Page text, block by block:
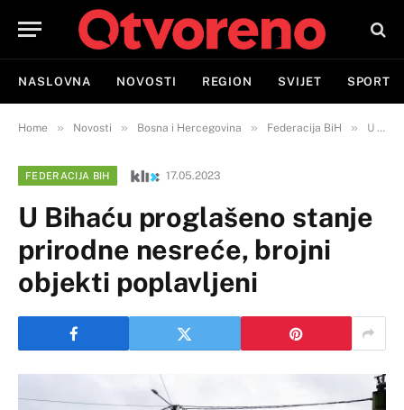
NASLOVNA NOVOSTI REGION SVIJET SPORT
Home » Novosti » Bosna i Hercegovina » Federacija BiH » U Bihaću proglašeno stanje prirodne nesreće, brojni objekti poplavljeni
FEDERACIJA BIH 17.05.2023
U Bihaću proglašeno stanje
prirodne nesreće, brojni
objekti poplavljeni